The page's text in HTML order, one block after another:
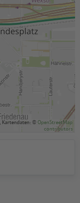
, Kartendaten: ©OpenStreetMap
contributors